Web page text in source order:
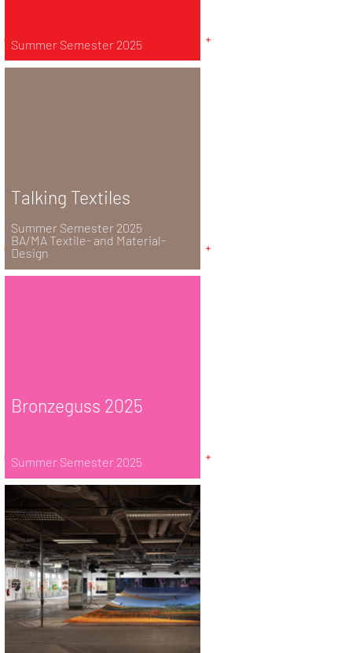
Summer Semester 2025
Talking Textiles
Summer Semester 2025
BA/MA Textile- and Material-
Design
Bronzeguss 2025
Summer Semester 2025